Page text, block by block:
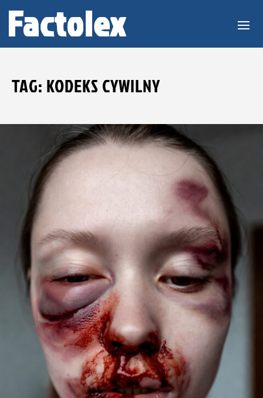
TAG: KODEKS CYWILNY